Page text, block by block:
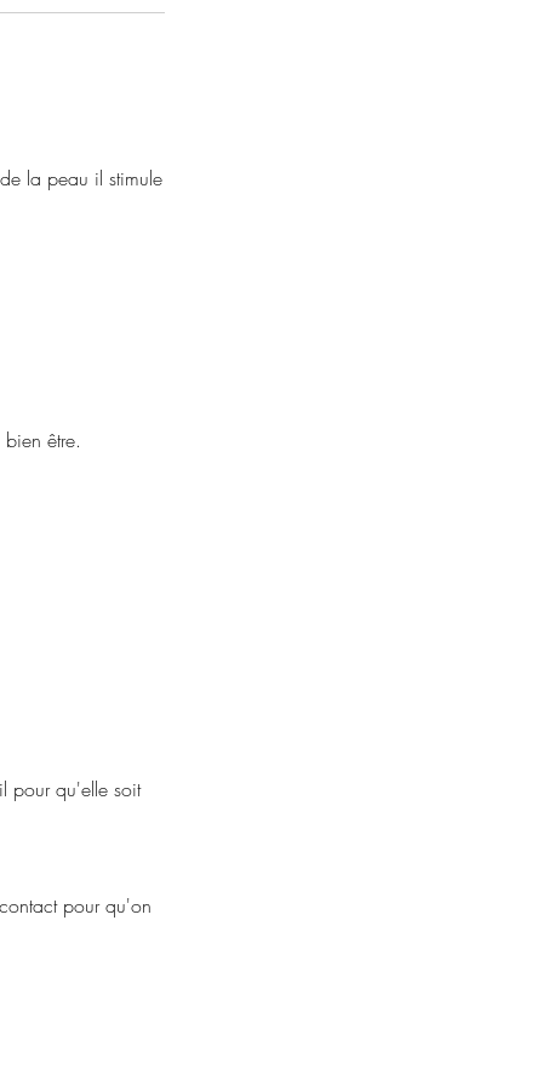
la peau il stimule
être.
pour qu'elle soit
pour qu'on